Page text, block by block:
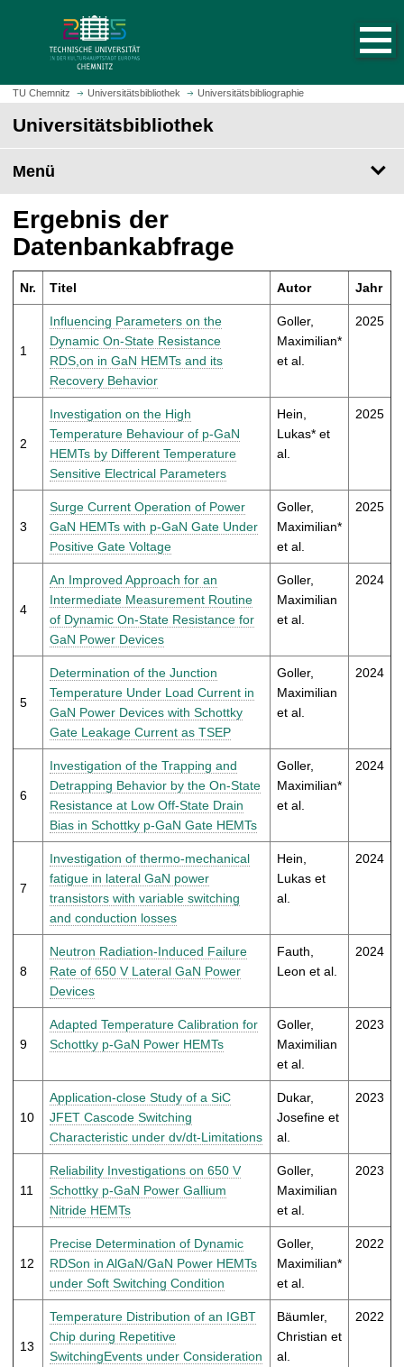
z
m
t
e
i
t
u
f
u
f
TU Chemnitz Universitätsbibliothek Universitätsbibliographie
Universitätsbibliothek
Menü
Ergebnis der
Datenbankabfrage
Nr. Titel Autor Jahr
1
Influencing Parameters on the
Dynamic On-State Resistance
RDS,on in GaN HEMTs and its
Recovery Behavior
Goller,
Maximilian*
et al.
2025
2
Investigation on the High
Temperature Behaviour of p-GaN
HEMTs by Different Temperature
Sensitive Electrical Parameters
Hein,
Lukas* et
al.
2025
3
Surge Current Operation of Power
GaN HEMTs with p-GaN Gate Under
Positive Gate Voltage
Goller,
Maximilian*
et al.
2025
4
An Improved Approach for an
Intermediate Measurement Routine
of Dynamic On-State Resistance for
GaN Power Devices
Goller,
Maximilian
et al.
2024
5
Determination of the Junction
Temperature Under Load Current in
GaN Power Devices with Schottky
Gate Leakage Current as TSEP
Goller,
Maximilian
et al.
2024
6
Investigation of the Trapping and
Detrapping Behavior by the On-State
Resistance at Low Off-State Drain
Bias in Schottky p-GaN Gate HEMTs
Goller,
Maximilian*
et al.
2024
7
Investigation of thermo-mechanical
fatigue in lateral GaN power
transistors with variable switching
and conduction losses
Hein,
Lukas et
al.
2024
8
Neutron Radiation-Induced Failure
Rate of 650 V Lateral GaN Power
Devices
Fauth,
Leon et al.
2024
9
Adapted Temperature Calibration for
Schottky p-GaN Power HEMTs
Goller,
Maximilian
et al.
2023
10
Application-close Study of a SiC
JFET Cascode Switching
Characteristic under dv/dt-Limitations
Dukar,
Josefine et
al.
2023
11
Reliability Investigations on 650 V
Schottky p-GaN Power Gallium
Nitride HEMTs
Goller,
Maximilian
et al.
2023
12
Precise Determination of Dynamic
RDSon in AlGaN/GaN Power HEMTs
under Soft Switching Condition
Goller,
Maximilian*
et al.
2022
13
Temperature Distribution of an IGBT
Chip during Repetitive
SwitchingEvents under Consideration
Bäumler,
Christian et
al.
2022